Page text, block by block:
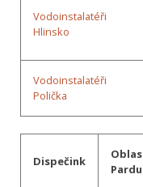
Vodoinstalatéři
Hlinsko
Vodoinstalatéři
Polička
Dispečink